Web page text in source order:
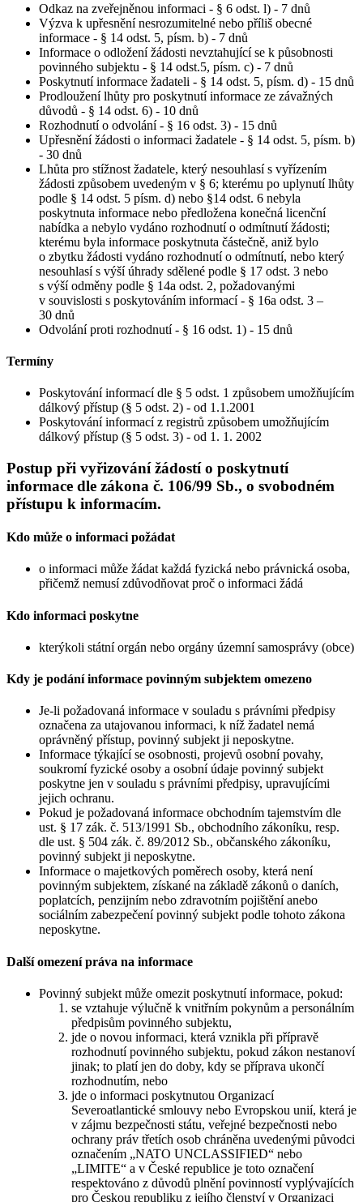
Odkaz na zveřejněnou informaci - § 6 odst. l) - 7 dnů
Výzva k upřesnění nesrozumitelné nebo příliš obecné
informace - § 14 odst. 5, písm. b) - 7 dnů
Informace o odložení žádosti nevztahující se k působnosti
povinného subjektu - § 14 odst.5, písm. c) - 7 dnů
Poskytnutí informace žadateli - § 14 odst. 5, písm. d) - 15 dnů
Prodloužení lhůty pro poskytnutí informace ze závažných
důvodů - § 14 odst. 6) - 10 dnů
Rozhodnutí o odvolání - § 16 odst. 3) - 15 dnů
Upřesnění žádosti o informaci žadatele - § 14 odst. 5, písm. b)
- 30 dnů
Lhůta pro stížnost žadatele, který nesouhlasí s vyřízením
žádosti způsobem uvedeným v § 6; kterému po uplynutí lhůty
podle § 14 odst. 5 písm. d) nebo §14 odst. 6 nebyla
poskytnuta informace nebo předložena konečná licenční
nabídka a nebylo vydáno rozhodnutí o odmítnutí žádosti;
kterému byla informace poskytnuta částečně, aniž bylo
o zbytku žádosti vydáno rozhodnutí o odmítnutí, nebo který
nesouhlasí s výší úhrady sdělené podle § 17 odst. 3 nebo
s výší odměny podle § 14a odst. 2, požadovanými
v souvislosti s poskytováním informací - § 16a odst. 3 –
30 dnů
Odvolání proti rozhodnutí - § 16 odst. 1) - 15 dnů
Termíny
Poskytování informací dle § 5 odst. 1 způsobem umožňujícím
dálkový přístup (§ 5 odst. 2) - od 1.1.2001
Poskytování informací z registrů způsobem umožňujícím
dálkový přístup (§ 5 odst. 3) - od 1. 1. 2002
Postup při vyřizování žádostí o poskytnutí
informace dle zákona č. 106/99 Sb., o svobodném
přístupu k informacím.
Kdo může o informaci požádat
o informaci může žádat každá fyzická nebo právnická osoba,
přičemž nemusí zdůvodňovat proč o informaci žádá
Kdo informaci poskytne
kterýkoli státní orgán nebo orgány územní samosprávy (obce)
Kdy je podání informace povinným subjektem omezeno
Je-li požadovaná informace v souladu s právními předpisy
označena za utajovanou informaci, k níž žadatel nemá
oprávněný přístup, povinný subjekt ji neposkytne.
Informace týkající se osobnosti, projevů osobní povahy,
soukromí fyzické osoby a osobní údaje povinný subjekt
poskytne jen v souladu s právními předpisy, upravujícími
jejich ochranu.
Pokud je požadovaná informace obchodním tajemstvím dle
ust. § 17 zák. č. 513/1991 Sb., obchodního zákoníku, resp.
dle ust. § 504 zák. č. 89/2012 Sb., občanského zákoníku,
povinný subjekt ji neposkytne.
Informace o majetkových poměrech osoby, která není
povinným subjektem, získané na základě zákonů o daních,
poplatcích, penzijním nebo zdravotním pojištění anebo
sociálním zabezpečení povinný subjekt podle tohoto zákona
neposkytne.
Další omezení práva na informace
Povinný subjekt může omezit poskytnutí informace, pokud:
se vztahuje výlučně k vnitřním pokynům a personálním
předpisům povinného subjektu,
jde o novou informaci, která vznikla při přípravě
rozhodnutí povinného subjektu, pokud zákon nestanoví
jinak; to platí jen do doby, kdy se příprava ukončí
rozhodnutím, nebo
jde o informaci poskytnutou Organizací
Severoatlantické smlouvy nebo Evropskou unií, která je
v zájmu bezpečnosti státu, veřejné bezpečnosti nebo
ochrany práv třetích osob chráněna uvedenými původci
označením „NATO UNCLASSIFIED“ nebo
„LIMITE“ a v České republice je toto označení
respektováno z důvodů plnění povinností vyplývajících
pro Českou republiku z jejího členství v Organizaci